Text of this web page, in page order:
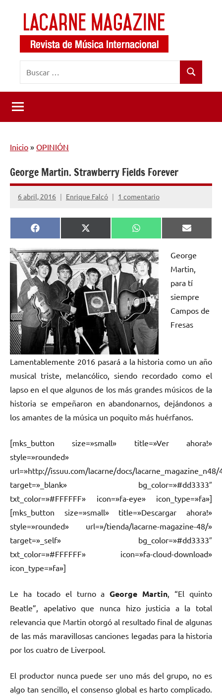
contenido
LaCarne
Magazine
de
música
internacional
Buscar
Inicio » OPINIÓN
George Martin. Strawberry Fields Forever
6 abril, 2016 Enrique Falcó 1 comentario
Compartir
en
Facebook
Compartir
en
X
(Twitter)
Compartir
en
WhatsApp
en
Email
George
Martin,
para tí
siempre
Campos de
Fresas
Lamentablemente 2016 pasará a la historia como un año
musical triste, melancólico, siendo recordado como el
lapso en el que algunos de los más grandes músicos de la
historia se empeñaron en abandonarnos, dejándonos a
los amantes de la música un poquito más huérfanos.
[mks_button size=»small» title=»Ver ahora!»
style=»rounded»
url=»http://issuu.com/lacarne/docs/lacarne_magazine_n48/
target=»_blank» bg_color=»#dd3333″
txt_color=»#FFFFFF» icon=»fa-eye» icon_type=»fa»]
[mks_button size=»small» title=»Descargar ahora!»
style=»rounded» url=»/tienda/lacarne-magazine-48/»
target=»_self» bg_color=»#dd3333″
txt_color=»#FFFFFF» icon=»fa-cloud-download»
icon_type=»fa»]
Le ha tocado el turno aGeorge Martin , “El quinto
Beatle”, apelativo que nunca hizo justicia a la total
relevancia que Martin otorgó al resultado final de algunas
de las más maravillosas canciones legadas para la historia
por los cuatro de Liverpool.
El productor nunca puede ser uno más del grupo, no es
algo tan sencillo, el consenso global es harto complicado.